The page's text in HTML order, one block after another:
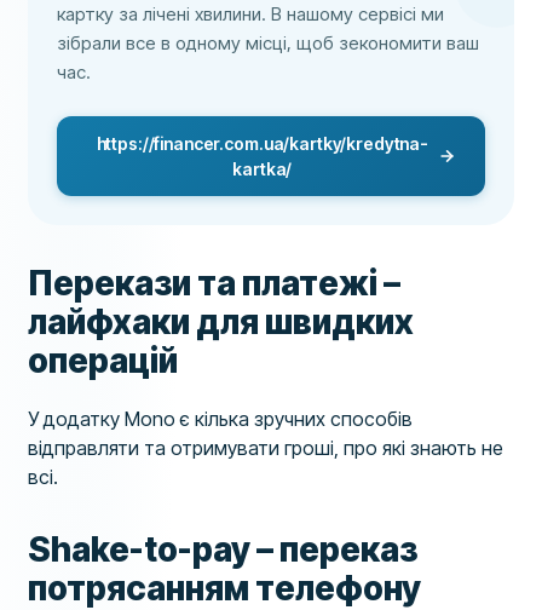
картку за лічені хвилини. В нашому сервісі ми
зібрали все в одному місці, щоб зекономити ваш
час.
https://financer.com.ua/kartky/kredytna-
kartka/
Перекази та платежі –
лайфхаки для швидких
операцій
У додатку Mono є кілька зручних способів
відправляти та отримувати гроші, про які знають не
всі.
Shake-to-pay – переказ
потрясанням телефону